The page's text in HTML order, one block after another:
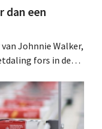
dan een
Johnnie Walker,
fors in de